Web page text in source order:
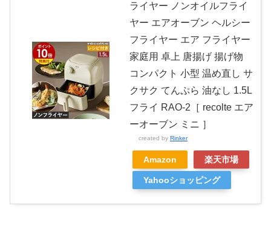
ライヤー ノンオイルフライ
ヤー エアオーブン ヘルシー
フライヤー エア フライヤー
家庭用 卓上 唐揚げ 揚げ物
コンパクト 小型 温め直し サ
クサク てんぷら 油なし 1.5L
フライ RAO-2［ recolte エア
ーオーブン ミニ ］
created by Rinker
Amazon 楽天市場
Yahooショッピング